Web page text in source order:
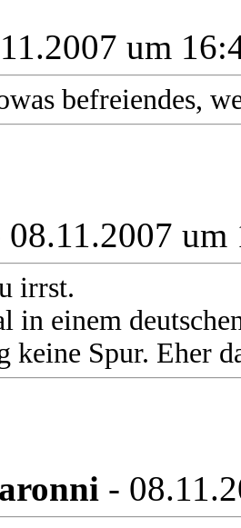
um
befreiendes,
08.11.2007 um
irrst.
in einem
keine Spur. Eher
-